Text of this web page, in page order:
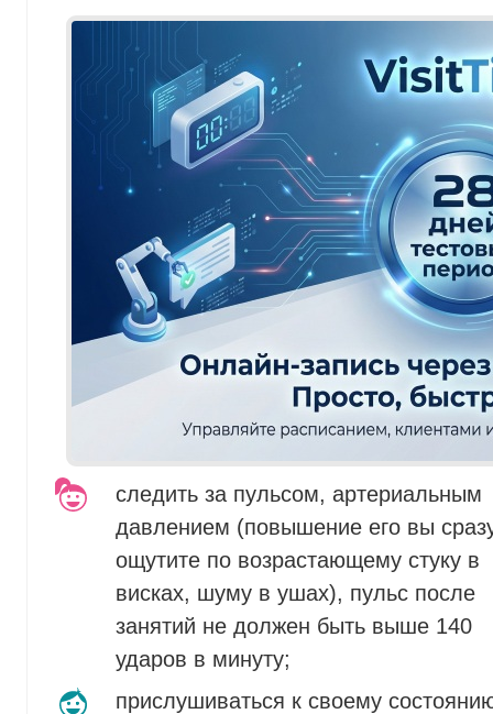
следить за пульсом, артериальным
давлением (повышение его вы
ощутите по возрастающему стуку в
висках, шуму в ушах), пульс после
занятий не должен быть выше 140
ударов в минуту;
прислушиваться к своему